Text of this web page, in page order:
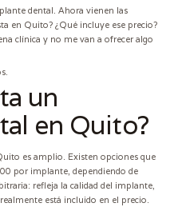
dental. Ahora vienen las
en Quito? ¿Qué incluye ese precio?
clínica y no me van a ofrecer algo
un
en Quito?
es amplio. Existen opciones que
por implante, dependiendo de
refleja la calidad del implante,
está incluido en el precio.